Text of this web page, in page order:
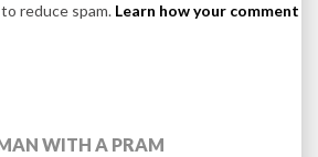
reduce spam. Learn how your comment
WITH A PRAM